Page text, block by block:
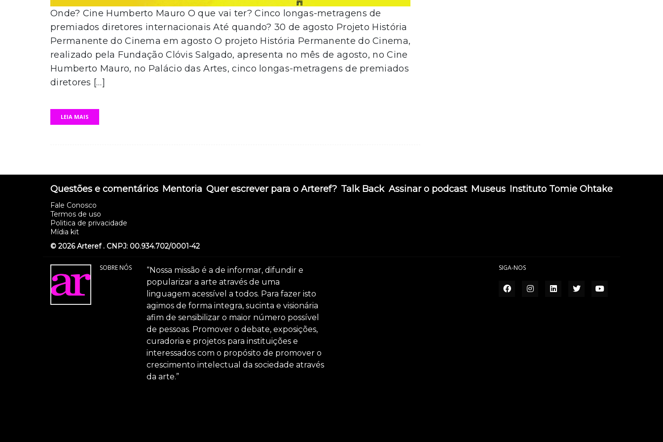
Onde? Cine Humberto Mauro O que vai ter? Cinco longas-metragens de
premiados diretores internacionais Até quando? 30 de agosto Projeto História
Permanente do Cinema em agosto O projeto História Permanente do Cinema,
realizado pela Fundação Clóvis Salgado, apresenta no mês de agosto, no Cine
Humberto Mauro, no Palácio das Artes, cinco longas-metragens de premiados
diretores […]
LEIA MAIS
Questões e comentários
Fale Conosco
Termos de uso
Politica de privacidade
Mídia kit
Mentoria Quer escrever para o Arteref? Talk Back Assinar o podcast Museus Instituto Tomie Ohtake
© 2026 Arteref . CNPJ: 00.934.702/0001-42
SOBRE NÓS
“Nossa missão é a de informar, difundir e
popularizar a arte através de uma
linguagem acessível a todos. Para fazer isto
agimos de forma integra, sucinta e visionária
afim de sensibilizar o maior número possível
de pessoas. Promover o debate, exposições,
curadoria e projetos para instituições e
interessados com o propósito de promover o
crescimento intelectual da sociedade através
da arte.”
SIGA-NOS